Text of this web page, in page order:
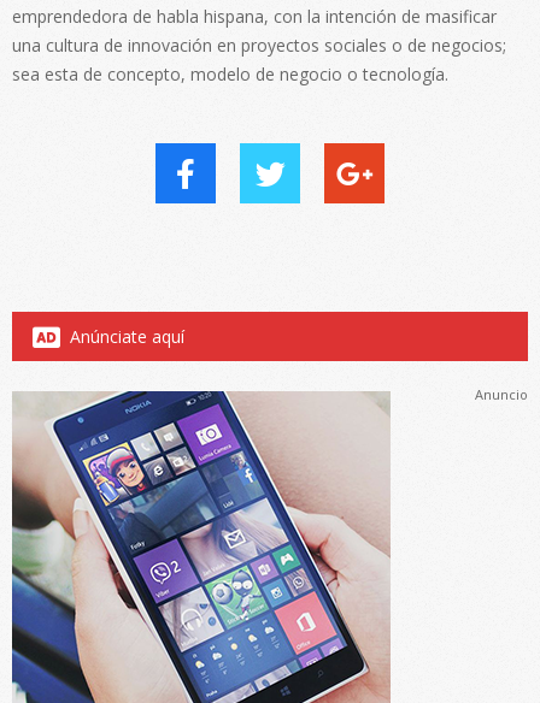
emprendedora de habla hispana, con la intención de masificar
una cultura de innovación en proyectos sociales o de negocios;
sea esta de concepto, modelo de negocio o tecnología.
Anúnciate aquí
Anuncio